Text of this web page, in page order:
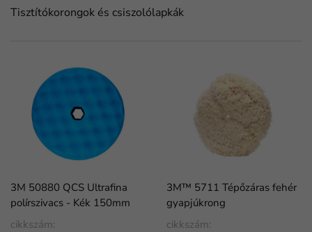
Tisztítókorongok és csiszolólapkák
3M 50880 QCS Ultrafina
polírszivacs - Kék 150mm
cikkszám:
3M™ 5711 Tépőzáras fehér
gyapjúkrong
cikkszám: